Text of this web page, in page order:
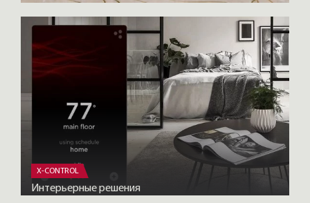
X-CONTROL
Интерьерные решения